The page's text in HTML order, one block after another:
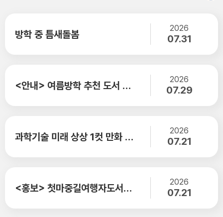
방학 중 틈새돌봄
2026
07.31
<안내> 여름방학 추천 도서 안내장
2026
07.29
과학기술 미래 상상 1컷 만화 공모전 안내
2026
07.21
<홍보> 첫마중길여행자도서관「처음 만나는 여행」초청강연
2026
07.21